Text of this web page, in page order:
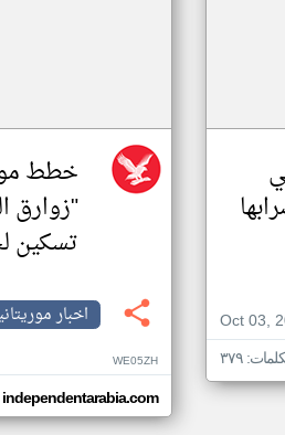
Oct 03,
٣٧٩
خطط
"زوارق
تسكين
اخبار
WE05ZH
independentarabia.com